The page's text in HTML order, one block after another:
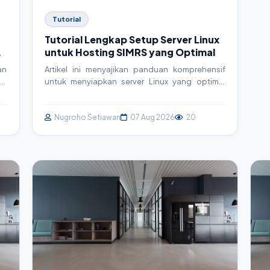
Tutorial
Tutorial Lengkap Setup Server Linux
untuk Hosting SIMRS yang Optimal
Artikel ini menyajikan panduan komprehensif
untuk menyiapkan server Linux yang optimal
praktis mulai dari instalasi OS hingga konfigurasi
Nugroho Setiawan 07 Aug 2026 20